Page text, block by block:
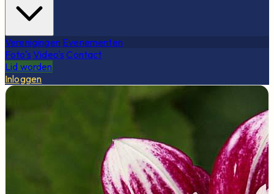
Verenigingen Evenementen
Foto's Video's Contact
Lid worden
Inloggen